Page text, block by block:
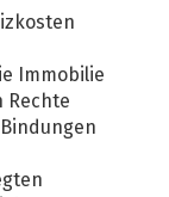
Immobilie
Rechte